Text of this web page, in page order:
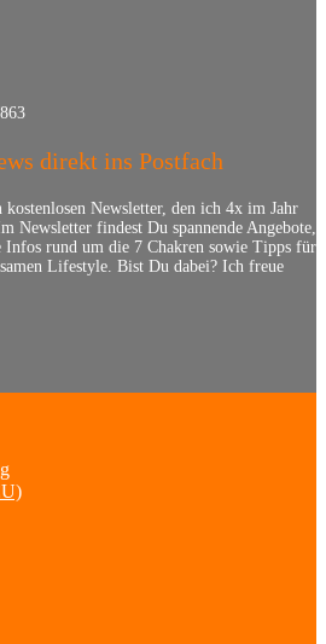
direkt ins Postfach
Newsletter, den ich 4x im Jahr
Newsletter findest Du spannende Angebote,
Infos rund um die 7 Chakren sowie Tipps für
Lifestyle. Bist Du dabei? Ich freue